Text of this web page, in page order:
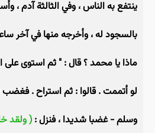
ينتفع به الناس ، وفي الثالثة آدم ،
بالسجود له ، وأخرجه منها في آخر
ماذا يا محمد ؟ قال : " ثم استوى
لو أتممت . قالوا : ثم استراح .
وسلم - غضبا شديدا ، فنزل : ( ولقد